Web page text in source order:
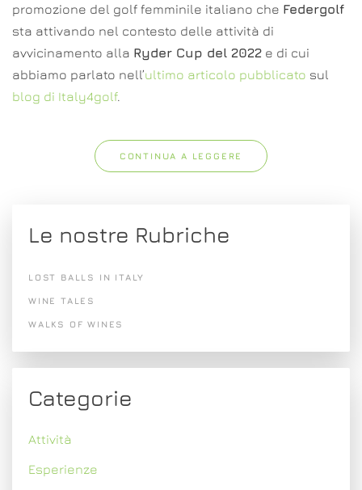
promozione del golf femminile italiano che Federgolf
sta attivando nel contesto delle attività di
avvicinamento alla Ryder Cup del 2022 e di cui
abbiamo parlato nell’ultimo articolo pubblicato sul
blog di Italy4golf.
CONTINUA A LEGGERE
Le nostre Rubriche
LOST BALLS IN ITALY
WINE TALES
WALKS OF WINES
Categorie
Attività
Esperienze